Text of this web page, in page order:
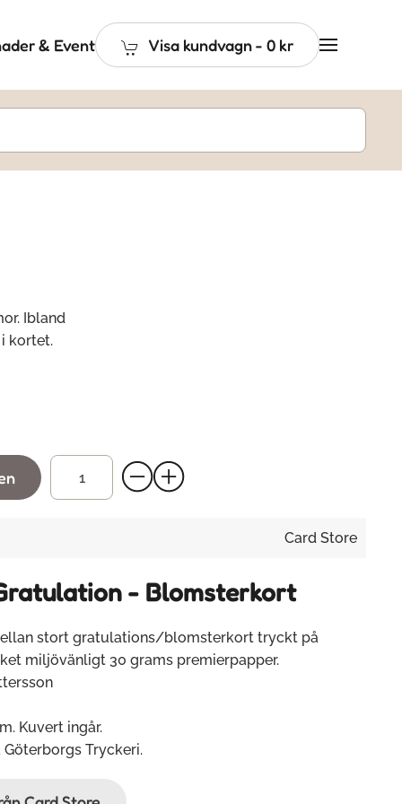
& Event Visa kundvagn- 0 kr
Ibland
kortet.
Card Store
- Blomsterkort
stort gratulations/blomsterkort tryckt på
miljövänligt 30 grams premierpapper.
Kuvert ingår.
Tryckeri.